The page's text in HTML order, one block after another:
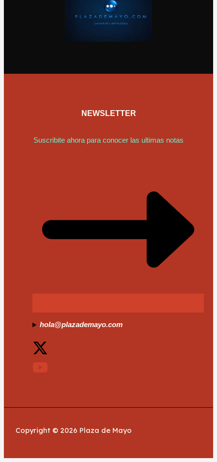
NEWSLETTER
Suscribite ahora para conocer las ultimas notas
hola@plazademayo.com
Copyright © 2026 Plaza de Mayo